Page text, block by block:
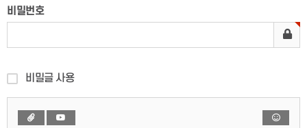
비밀번호
비밀글 사용